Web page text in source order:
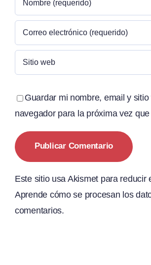
Guardar mi nombre, email y
navegador para la próxima vez
Este sitio usa Akismet para reducir
Aprende cómo se procesan los
comentarios.